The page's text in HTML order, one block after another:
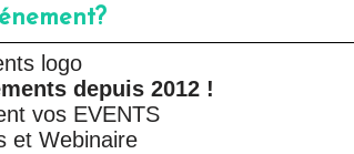
depuis 2012 !
vos EVENTS
et Webinaire